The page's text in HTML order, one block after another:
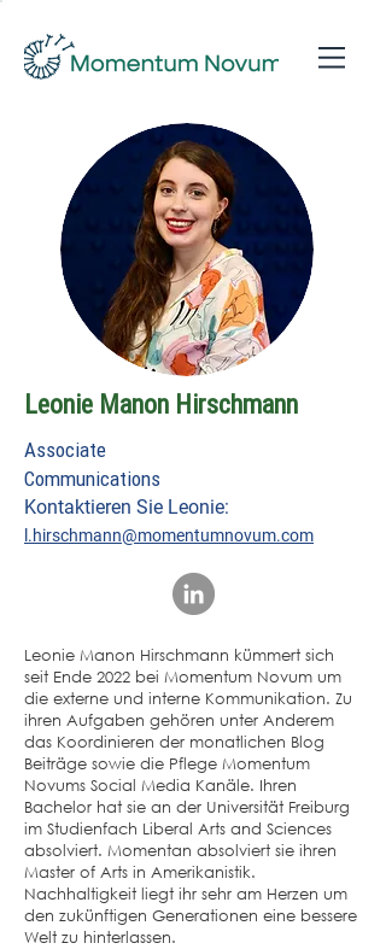
Leonie Manon Hirschmann
Associate
Communications
Kontaktieren Sie Leonie:
l.hirschmann@momentumnovum.com
Leonie Manon Hirschmann kümmert sich
seit Ende 2022 bei Momentum Novum um
die externe und interne Kommunikation. Zu
ihren Aufgaben gehören unter Anderem
das Koordinieren der monatlichen Blog
Beiträge sowie die Pflege Momentum
Novums Social Media Kanäle. Ihren
Bachelor hat sie an der Universität Freiburg
im Studienfach Liberal Arts and Sciences
absolviert. Momentan absolviert sie ihren
Master of Arts in Amerikanistik.
Nachhaltigkeit liegt ihr sehr am Herzen um
den zukünftigen Generationen eine bessere
Welt zu hinterlassen.